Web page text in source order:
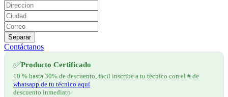
Separar
Contáctanos
✅Producto Certificado
10 % hasta 30% de descuento, fácil inscribe a tu técnico con el # de
whatsapp de tu técnico aquí
descuento inmediato